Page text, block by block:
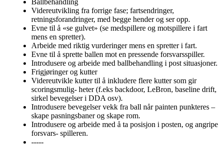
Ballbehandling
Videreutvikling fra forrige fase; fartsendringer,
retningsforandringer, med begge hender og ser opp.
Evne til å «se gulvet» (se medspillere og motspillere i fart
mens en spretter).
Arbeide med riktig vurderinger mens en spretter i fart.
Evne til å sprette ballen mot en pressende forsvarsspiller.
Introdusere og arbeide med ballbehandling i post situasjoner.
Frigjøringer og kutter
Videreutvikle kutter til å inkludere flere kutter som gir
scoringsmulig- heter (f.eks backdoor, LeBron, baseline drift,
sirkel bevegelser i DDA osv).
Introdusere bevegelser vekk fra ball når painten punkteres –
skape pasningsbaner og skape rom.
Introdusere og arbeide med å ta posisjon i posten, og angripe
forsvars- spilleren.
-----